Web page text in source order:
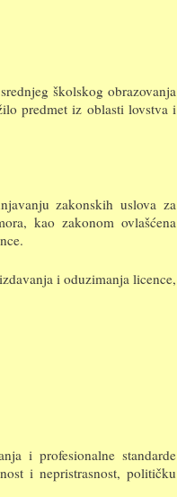
školskog obrazovanja
predmet iz oblasti lovstva i
zakonskih uslova za
kao zakonom ovlašćena
i oduzimanja licence,
i profesionalne standarde
i nepristrasnost, političku